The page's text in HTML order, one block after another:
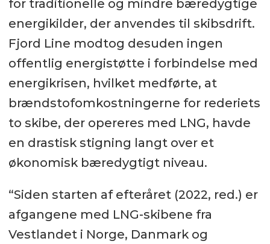
for traditionelle og mindre bæredygtige
energikilder, der anvendes til skibsdrift.
Fjord Line modtog desuden ingen
offentlig energistøtte i forbindelse med
energikrisen, hvilket medførte, at
brændstofomkostningerne for rederiets
to skibe, der opereres med LNG, havde
en drastisk stigning langt over et
økonomisk bæredygtigt niveau.
“Siden starten af efteråret (2022, red.) er
afgangene med LNG-skibene fra
Vestlandet i Norge, Danmark og